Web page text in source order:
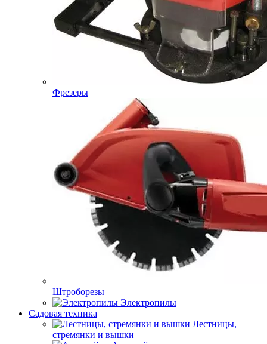
Фрезеры
Штроборезы
Электропилы
Садовая техника
Лестницы,
стремянки и вышки